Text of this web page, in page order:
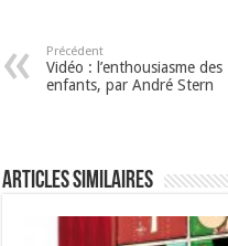
Précédent
Vidéo : l’enthousiasme des
enfants, par André Stern
Articles similaires